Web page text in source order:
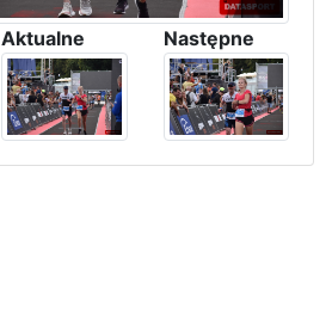
Aktualne Następne